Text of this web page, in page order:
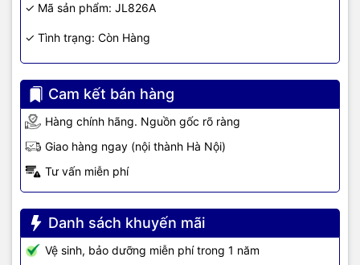
✓ Mã sản phẩm: JL826A
✓ Tình trạng: Còn Hàng
Cam kết bán hàng
Hàng chính hãng. Nguồn gốc rõ ràng
Giao hàng ngay (nội thành Hà Nội)
Tư vấn miễn phí
Danh sách khuyến mãi
Vệ sinh, bảo dưỡng miễn phí trong 1 năm
13.23 lb (6kg)
Memory and
512 MB SDRAM, 256 MB flash;
Mounting and
Mounts in an EIA standard 19-inch telco rack
1000 Mb Latency < 5 µs